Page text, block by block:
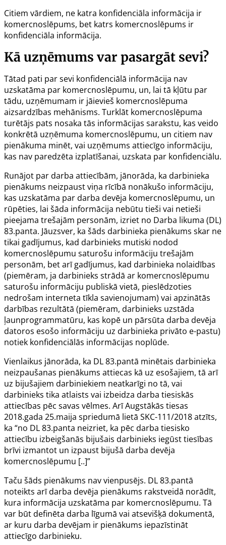
Citiem vārdiem, ne katra konfidenciāla informācija ir
komercnoslēpums, bet katrs komercnoslēpums ir
konfidenciāla informācija.
Kā uzņēmums var pasargāt sevi?
Tātad pati par sevi konfidenciālā informācija nav
uzskatāma par komercnoslēpumu, un, lai tā kļūtu par
tādu, uzņēmumam ir jāievieš komercnoslēpuma
aizsardzības mehānisms. Turklāt komercnoslēpuma
turētājs pats nosaka tās informācijas sarakstu, kas veido
konkrētā uzņēmuma komercnoslēpumu, un citiem nav
pienākuma minēt, vai uzņēmums attiecīgo informāciju,
kas nav paredzēta izplatīšanai, uzskata par konfidenciālu.
Runājot par darba attiecībām, jānorāda, ka darbinieka
pienākums neizpaust viņa rīcībā nonākušo informāciju,
kas uzskatāma par darba devēja komercnoslēpumu, un
rūpēties, lai šāda informācija nebūtu tieši vai netieši
pieejama trešajām personām, izriet no Darba likuma (DL)
83.panta. Jāuzsver, ka šāds darbinieka pienākums skar ne
tikai gadījumus, kad darbinieks mutiski nodod
komercnoslēpumu saturošu informāciju trešajām
personām, bet arī gadījumus, kad darbinieka nolaidības
(piemēram, ja darbinieks strādā ar komercnoslēpumu
saturošu informāciju publiskā vietā, pieslēdzoties
nedrošam interneta tīkla savienojumam) vai apzinātās
darbības rezultātā (piemēram, darbinieks uzstāda
ļaunprogrammatūru, kas kopē un pārsūta darba devēja
datoros esošo informāciju uz darbinieka privāto e-pastu)
notiek konfidenciālās informācijas noplūde.
Vienlaikus jānorāda, ka DL83.pantā minētais darbinieka
neizpaušanas pienākums attiecas kā uz esošajiem, tā arī
uz bijušajiem darbiniekiem neatkarīgi no tā, vai
darbinieks tika atlaists vai izbeidza darba tiesiskās
attiecības pēc savas vēlmes. Arī Augstākās tiesas
2018.gada 25.maija spriedumā lietā SKC-111/2018 atzīts,
ka “no DL83.panta neizriet, ka pēc darba tiesisko
attiecību izbeigšanās bijušais darbinieks iegūst tiesības
brīvi izmantot un izpaust bijušā darba devēja
komercnoslēpumu [..]”
Taču šāds pienākums nav vienpusējs. DL83.pantā
noteikts arī darba devēja pienākums rakstveidā norādīt,
kura informācija uzskatāma par komercnoslēpumu. Tā
var būt definēta darba līgumā vai atsevišķā dokumentā,
ar kuru darba devējam ir pienākums iepazīstināt
attiecīgo darbinieku.